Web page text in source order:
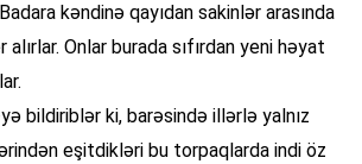
kəndinə qayıdan sakinlər arasında
Onlar burada sıfırdan yeni həyat
bildiriblər ki, barəsində illərlə yalnız
eşitdikləri bu torpaqlarda indi öz